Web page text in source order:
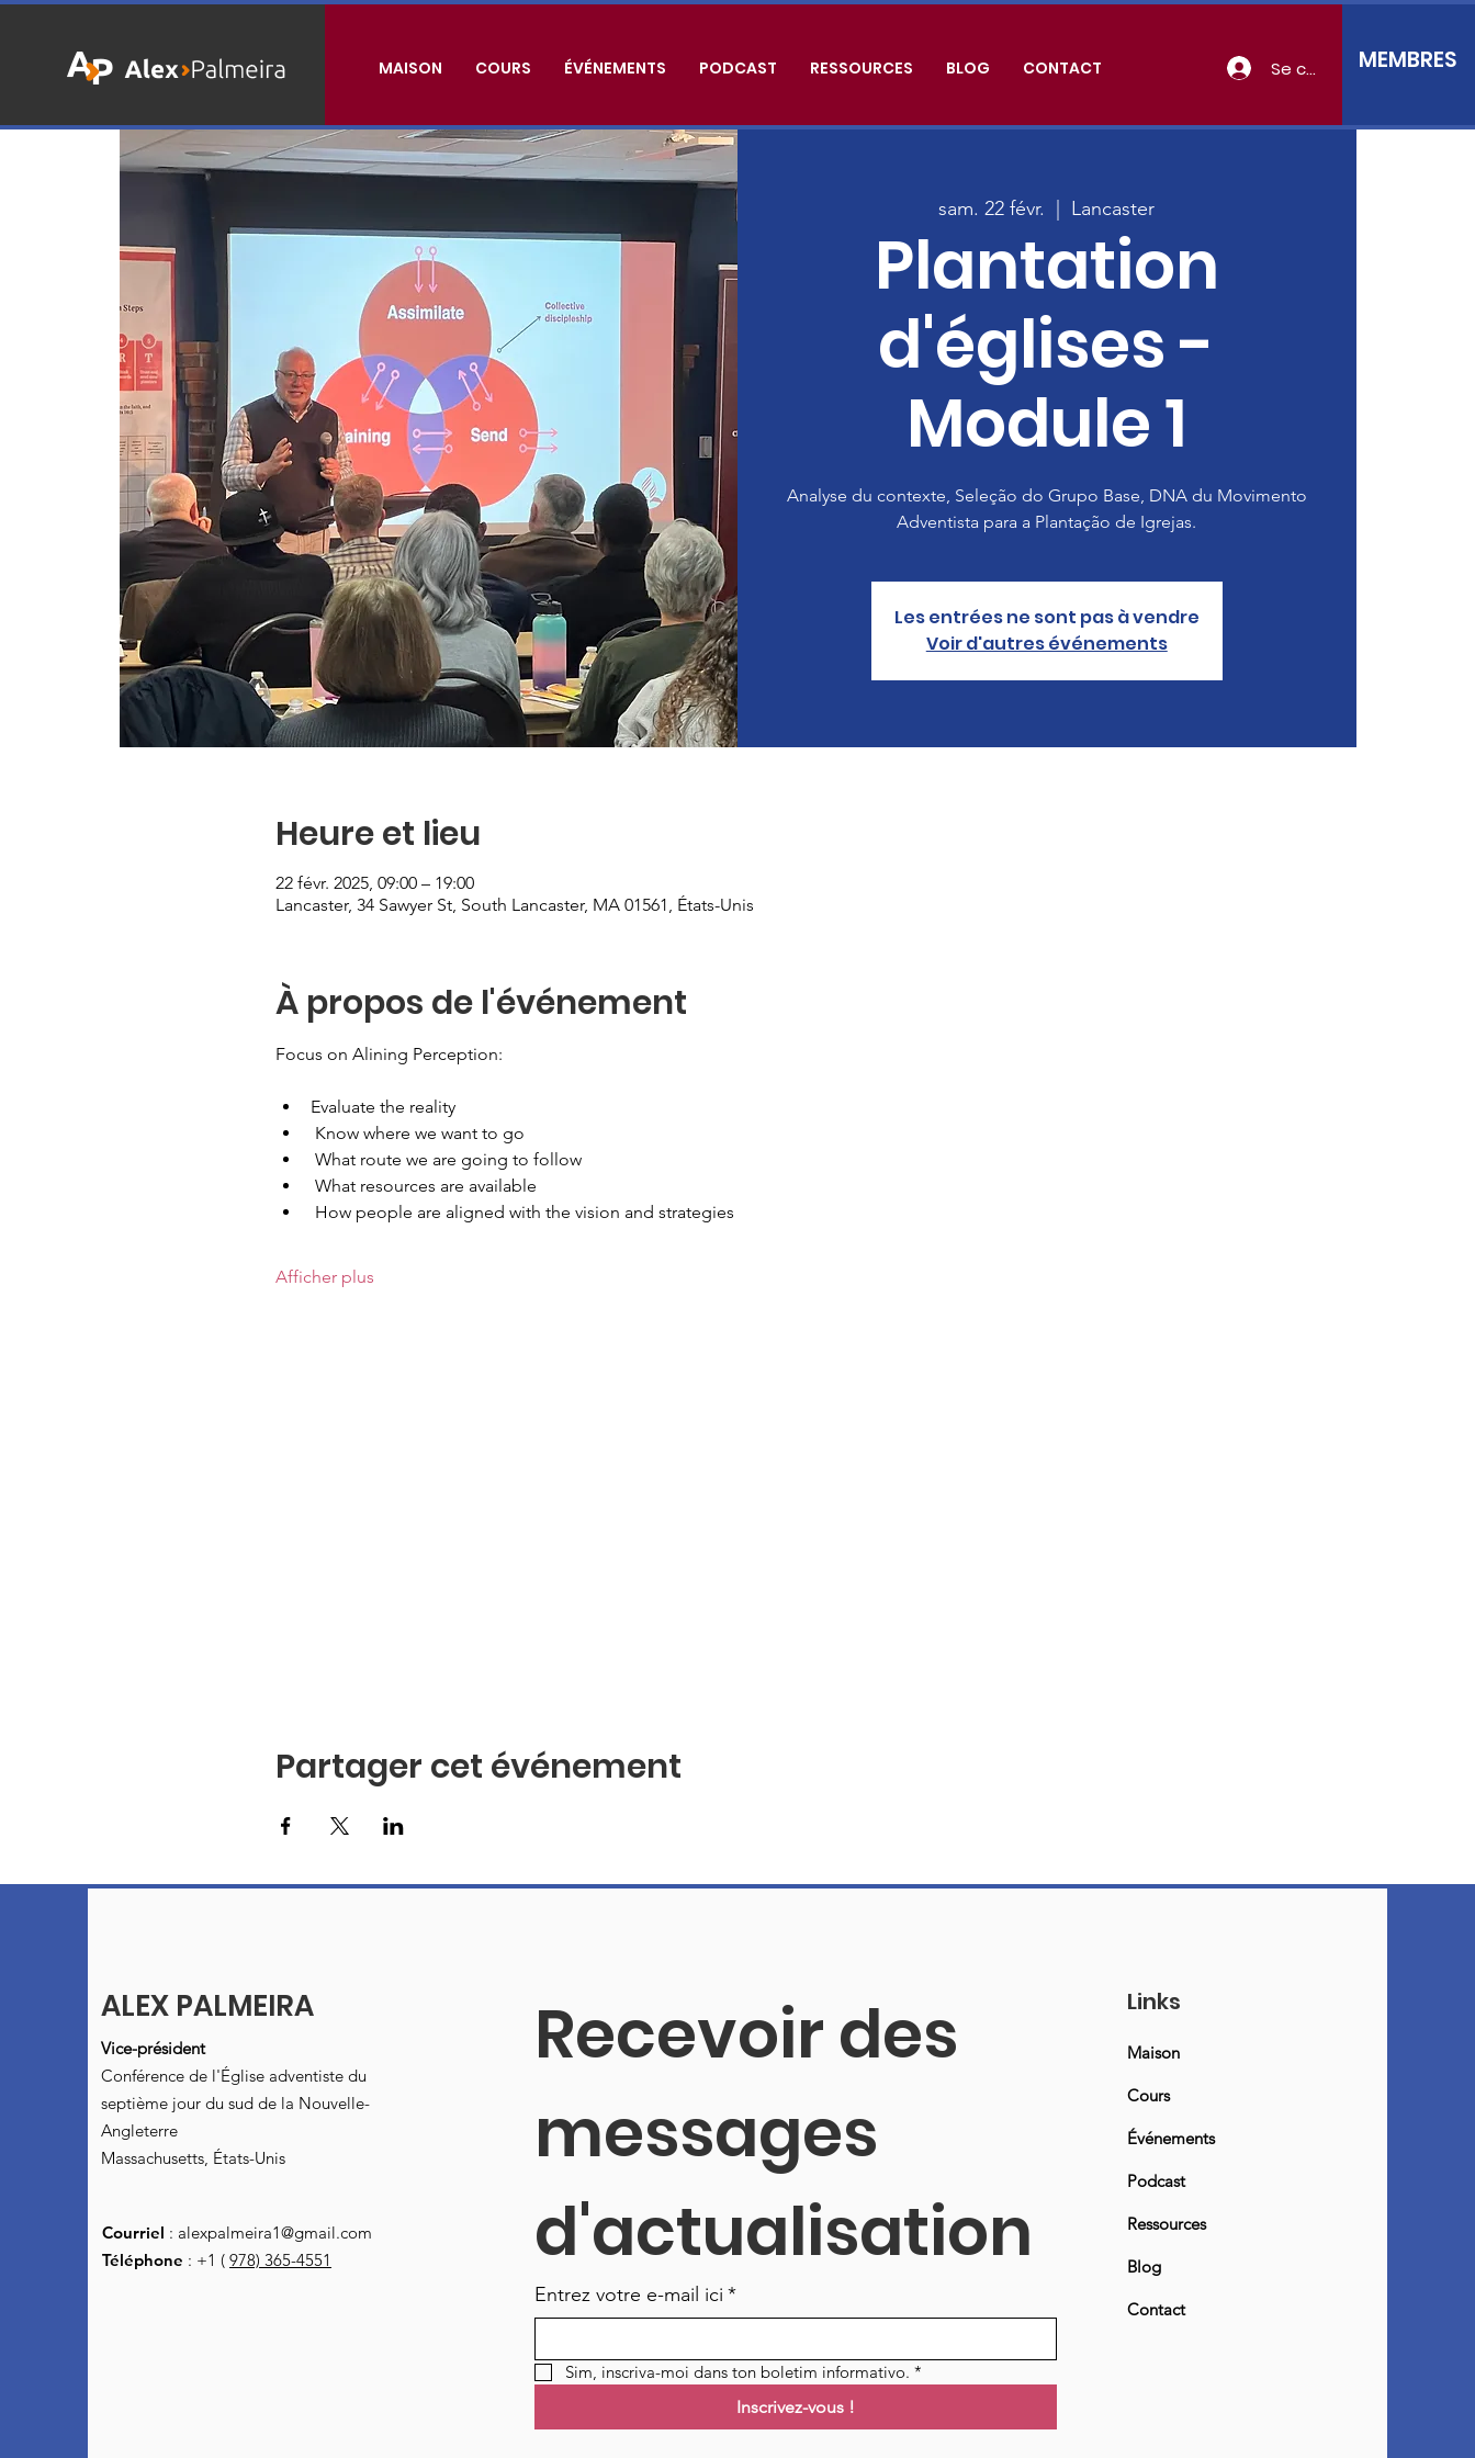
MAISON COURS ÉVÉNEMENTS PODCAST RESSOURCES BLOG CONTACT Se connecterMEMBRES
sam. 22 févr. Lancaster
Plantation
d'églises -
Module 1
Analyse du contexte, Seleção do Grupo Base, DNA du Movimento
Adventista para a Plantação de Igrejas.
Les entrées ne sont pas à vendre
Voir d'autres événements
Heure et lieu
22 févr. 2025, 09:00 – 19:00
Lancaster, 34 Sawyer St, South Lancaster, MA 01561, États-Unis
À propos de l'événement
Focus on Alining Perception:
Evaluate the reality
Know where we want to go
What route we are going to follow
What resources are available
How people are aligned with the vision and strategies
Afficher plus
Partager cet événement
ALEX PALMEIRA
Vice-président
Conférence de l'Église adventiste du
septième jour du sud de la Nouvelle-
Angleterre
Massachusetts, États-Unis
Courriel : alexpalmeira1@gmail.com
Téléphone : +1 ( 978) 365-4551
Recevoir des
messages
d'actualisation
Entrez votre e-mail ici *
Sim, inscriva-moi dans ton boletim informativo. *
Inscrivez-vous !
Links
Maison
Cours
Événements
Podcast
Ressources
Blog
Contact